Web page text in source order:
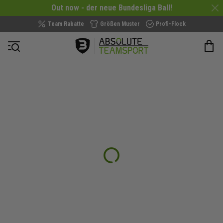
Out now - der neue Bundesliga Ball!
Team Rabatte Größen Muster Profi-Flock
Navigation öffnen